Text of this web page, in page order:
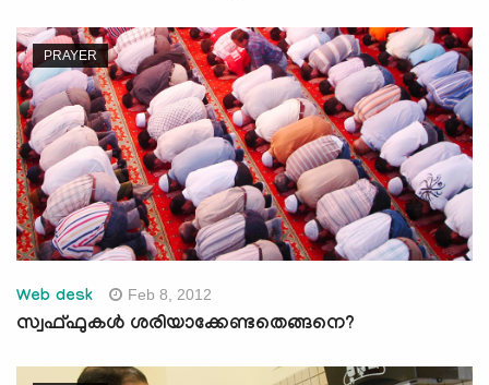
PRAYER
Web desk Feb 8, 2012
സ്വഫ്ഫുകള്‍ ശരിയാക്കേണ്ടതെങ്ങനെ?